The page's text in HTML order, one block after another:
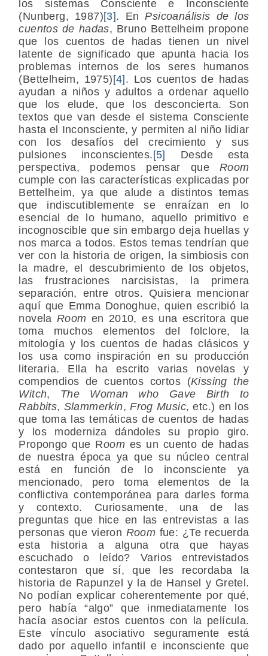
los sistemas Consciente e Inconsciente
(Nunberg, 1987)[3]. EnPsicoanálisis de los
cuentos de hadas, Bruno Bettelheim propone
que los cuentos de hadas tienen un nivel
latente de significado que apunta hacia los
problemas internos de los seres humanos
(Bettelheim, 1975)[4]. Los cuentos de hadas
ayudan a niños y adultos a ordenar aquello
que los elude, que los desconcierta. Son
textos que van desde el sistema Consciente
hasta el Inconsciente, y permiten al niño lidiar
con los desafíos del crecimiento y sus
pulsiones inconscientes.[5] Desde esta
perspectiva, podemos pensar queRoom
cumple con las características explicadas por
Bettelheim, ya que alude a distintos temas
que indiscutiblemente se enraízan en lo
esencial de lo humano, aquello primitivo e
incognoscible que sin embargo deja huellas y
nos marca a todos. Estos temas tendrían que
ver con la historia de origen, la simbiosis con
la madre, el descubrimiento de los objetos,
las frustraciones narcisistas, la primera
separación, entre otros. Quisiera mencionar
aquí que Emma Donoghue, quien escribió la
novela Room en 2010, es una escritora que
toma muchos elementos del folclore, la
mitología y los cuentos de hadas clásicos y
los usa como inspiración en su producción
literaria. Ella ha escrito varias novelas y
compendios de cuentos cortos (Kissing the
Witch, The Woman who Gave Birth to
Rabbits, Slammerkin,Frog Music, etc.) en los
que toma las temáticas de cuentos de hadas
y los moderniza dándoles su propio giro.
Propongo que Room es un cuento de hadas
de nuestra época ya que su núcleo central
está en función de lo inconsciente ya
mencionado, pero toma elementos de la
conflictiva contemporánea para darles forma
y contexto. Curiosamente, una de las
preguntas que hice en las entrevistas a las
personas que vieron Room fue: ¿Te recuerda
esta historia a alguna otra que hayas
escuchado o leído? Varios entrevistados
contestaron que sí, que les recordaba la
historia de Rapunzel y la de Hansel y Gretel.
No podían explicar coherentemente por qué,
pero había “algo” que inmediatamente los
hacía asociar estos cuentos con la película.
Este vínculo asociativo seguramente está
dado por aquello infantil e inconsciente que